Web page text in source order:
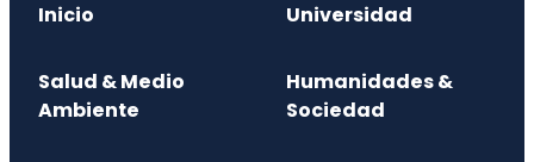
Inicio Universidad
Salud & Medio
Ambiente
Humanidades &
Sociedad